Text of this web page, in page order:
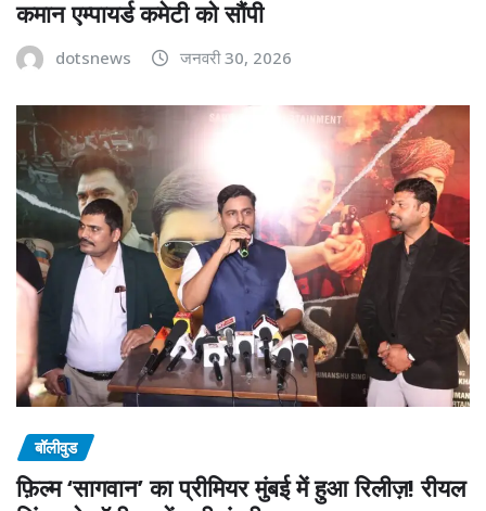
कमान एम्पायर्ड कमेटी को सौंपी
dotsnews जनवरी 30, 2026
बॉलीवुड
फ़िल्म ‘सागवान’ का प्रीमियर मुंबई में हुआ रिलीज़! रीयल